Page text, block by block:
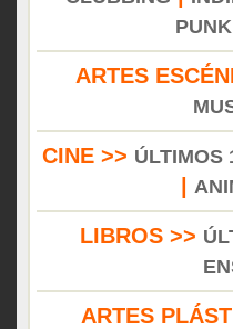
PUNK
ARTES
CINE >> ÚLTIMOS
LIBROS >>
ARTES